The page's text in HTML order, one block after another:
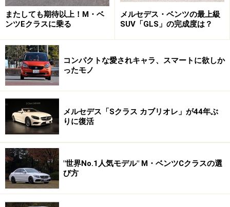
スーパーカー好きのデイリーカーとしてもオススメす
る。
※記事内容は執筆時点のものです。最新の内容をご確認くださ
い。
またしても期待以上！M・ベ
ンツEクラスに乗る
メルセデス・ベンツの最上級
SUV「GLS」の完成度は？
コンパクトな愛されキャラ、スマートに欲しか
ったモノ
メルセデス「Sクラス カブリオレ」が44年ぶ
りに復活
"世界No.1人気モデル" M・ベンツCクラスの選
び方